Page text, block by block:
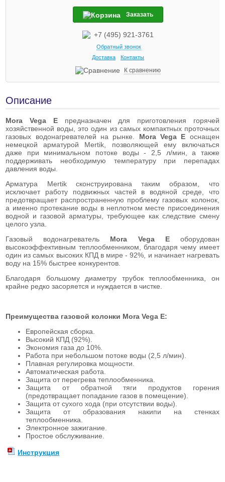
Заказать
+7 (495) 921-3761
Обратный звонок
Доставка
Контакты
К сравнению
Описание
Mora Vega Eпредназначен для приготовления горячей
хозяйственной воды, это один из самых компактных проточных
газовых водонагревателей на рынке. Mora Vega E оснащен
немецкой арматурой Mertik, позволяющей ему включаться
даже при минимальном потоке воды - 2,5 л/мин, а также
поддерживать необходимую температуру при перепадах
давления воды.
Арматура Mertik сконструирована таким образом, что
исключает работу подвижных частей в водяной среде, что
предотвращает распространенную проблему газовых колонок,
а именно протекание воды в неплотном месте присоединения
водной и газовой арматуры, требующее как следствие смену
целого узла.
Газовый водонагреватель Mora Vega Eоборудован
высокоэффективным теплообменником, благодаря чему имеет
один из самых высоких КПД в мире - 92%, и начинает нагревать
воду на 15% быстрее конкурентов.
Благодаря большому диаметру трубок теплообменника, он
крайне редко засоряется и нуждается в чистке.
Преимущества газовой колонки Mora Vega E:
Европейская сборка.
Высокий КПД (92%).
Экономия газа до 10%.
Работа при небольшом потоке воды (2,5 л/мин).
Плавная регулировка мощности.
Автоматическая работа.
Защита от перегрева теплообменника.
Защита от обратной тяги продуктов горения
(предотвращает попадание газов в помещение).
Защита от сухого хода (при отсутствии воды).
Защита от образования накипи на стенках
теплообменника.
Электронное зажигание.
Простое обслуживание.
Инструкция